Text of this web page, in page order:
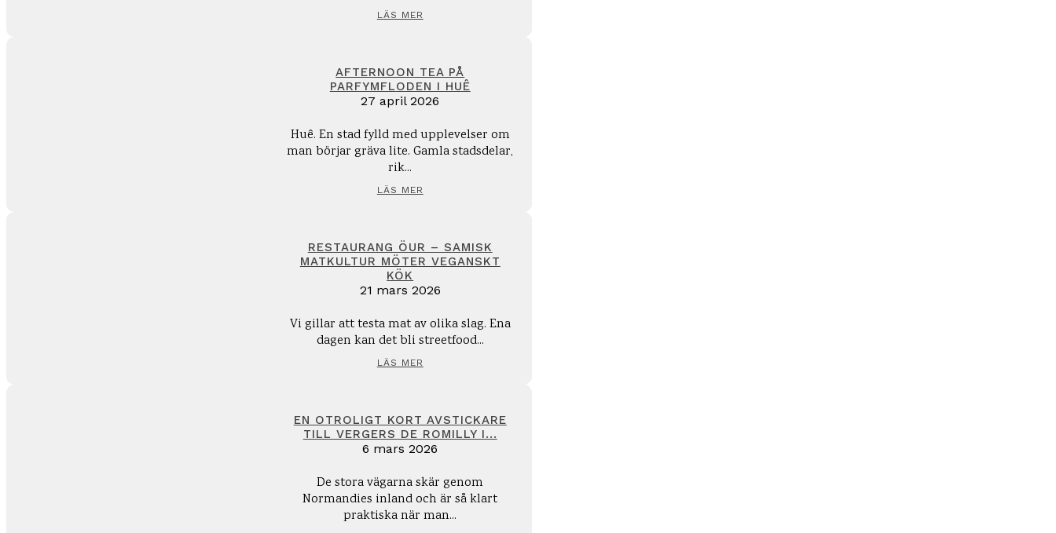
LÄS MER
AFTERNOON TEA PÅ
PARFYMFLODEN I HUÊ
27 april 2026
Huê. En stad fylld med upplevelser om
man börjar gräva lite. Gamla stadsdelar,
rik...
LÄS MER
RESTAURANG ÖUR – SAMISK
MATKULTUR MÖTER VEGANSKT
KÖK
21 mars 2026
Vi gillar att testa mat av olika slag. Ena
dagen kan det bli streetfood...
LÄS MER
EN OTROLIGT KORT AVSTICKARE
TILL VERGERS DE ROMILLY I...
6 mars 2026
De stora vägarna skär genom
Normandies inland och är så klart
praktiska när man...